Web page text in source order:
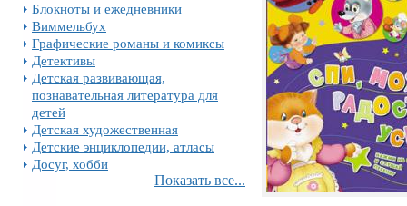
Блокноты и ежедневники
Виммельбух
Графические романы и комиксы
Детективы
Детская развивающая,
познавательная литература для
детей
Детская художественная
Детские энциклопедии, атласы
Досуг, хобби
Показать все...